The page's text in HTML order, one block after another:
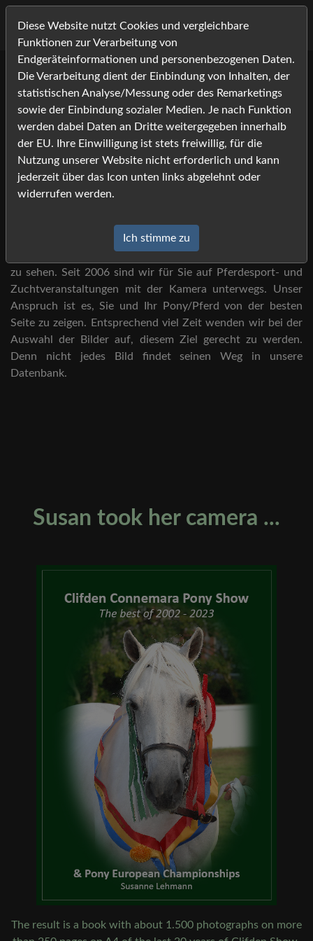
Willkommen bei Foto-
Job.com -
Ihrem Bildershop rund um die
Pferdefotografie!
Sie haben Foto-Job auf der Veranstaltung gesehen?
zu sehen. Seit 2006 sind wir für Sie auf Pferdesport- und
Zuchtveranstaltungen mit der Kamera unterwegs. Unser
Anspruch ist es, Sie und Ihr Pony/Pferd von der besten
Seite zu zeigen. Entsprechend viel Zeit wenden wir bei der
Auswahl der Bilder auf, diesem Ziel gerecht zu werden.
Denn nicht jedes Bild findet seinen Weg in unsere
Datenbank.
Susan took her camera ...
The result is a book with about 1.500 photographs on more
Diese Website nutzt Cookies und vergleichbare
Funktionen zur Verarbeitung von
Endgeräteinformationen und personenbezogenen Daten.
Die Verarbeitung dient der Einbindung von Inhalten, der
statistischen Analyse/Messung oder des Remarketings
sowie der Einbindung sozialer Medien. Je nach Funktion
werden dabei Daten an Dritte weitergegeben innerhalb
der EU. Ihre Einwilligung ist stets freiwillig, für die
Nutzung unserer Website nicht erforderlich und kann
jederzeit über das Icon unten links abgelehnt oder
widerrufen werden.
Ich stimme zu